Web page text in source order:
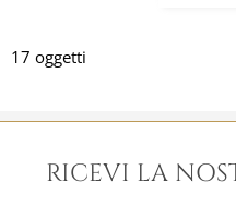
17 oggetti
RICEVI LA